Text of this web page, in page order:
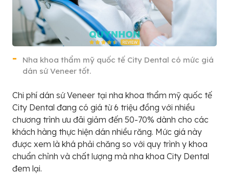
Nha khoa thẩm mỹ quốc tế City Dental có mức giá
dán sứ Veneer tốt.
Chi phí dán sứ Veneer tại nha khoa thẩm mỹ quốc tế
City Dental đang có giá từ 6 triệu đồng với nhiều
chương trình ưu đãi giảm đến 50-70% dành cho các
khách hàng thực hiện dán nhiều răng. Mức giá này
được xem là khá phải chăng so với quy trình y khoa
chuẩn chỉnh và chất lượng mà nha khoa City Dental
đem lại.